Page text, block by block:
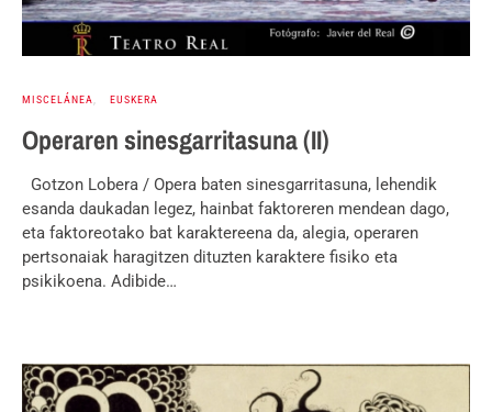
MISCELÁNEA EUSKERA
Operaren sinesgarritasuna (II)
Gotzon Lobera / Opera baten sinesgarritasuna, lehendik
esanda daukadan legez, hainbat faktoreren mendean dago,
eta faktoreotako bat karaktereena da, alegia, operaren
pertsonaiak haragitzen dituzten karaktere fisiko eta
psikikoena. Adibide…